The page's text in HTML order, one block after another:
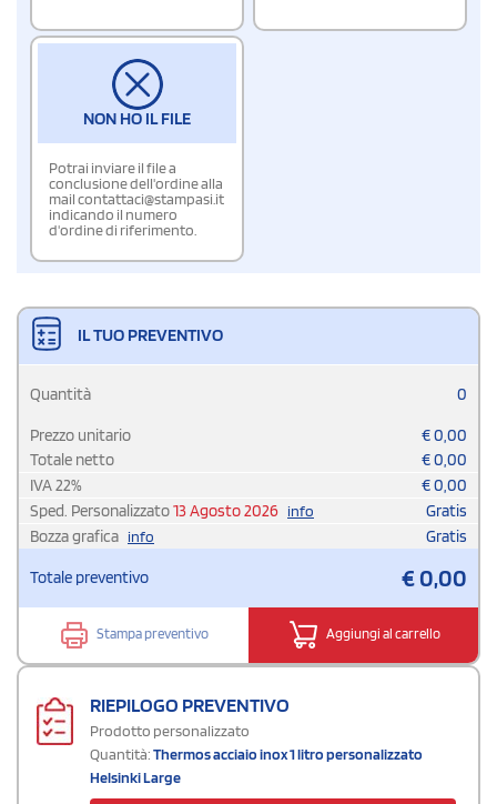
NON HO IL FILE
Potrai inviare il file a
conclusione dell'ordine alla
mail contattaci@stampasi.it
indicando il numero
d'ordine di riferimento.
IL TUO PREVENTIVO
Quantità 0
Prezzo unitario €0,00
Totale netto
€0,00
IVA22% €0,00
Sped. Personalizzato13 Agosto 2026 info
Gratis
Bozza grafica info Gratis
Totale preventivo €0,00
Stampa preventivo Aggiungi al carrello
RIEPILOGO PREVENTIVO
Prodotto personalizzato
Quantità:Thermos acciaio inox 1 litro personalizzato
Helsinki Large